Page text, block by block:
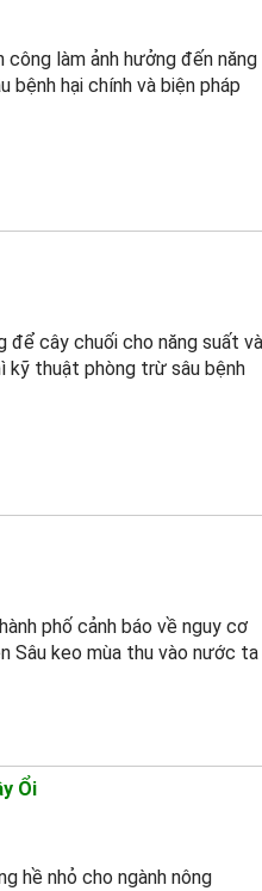
công làm ảnh hưởng đến năng
bệnh hại chính và biện pháp
để cây chuối cho năng suất và
kỹ thuật phòng trừ sâu bệnh
phố cảnh báo về nguy cơ
Sâu keo mùa thu vào nước ta
Ổi
hề nhỏ cho ngành nông